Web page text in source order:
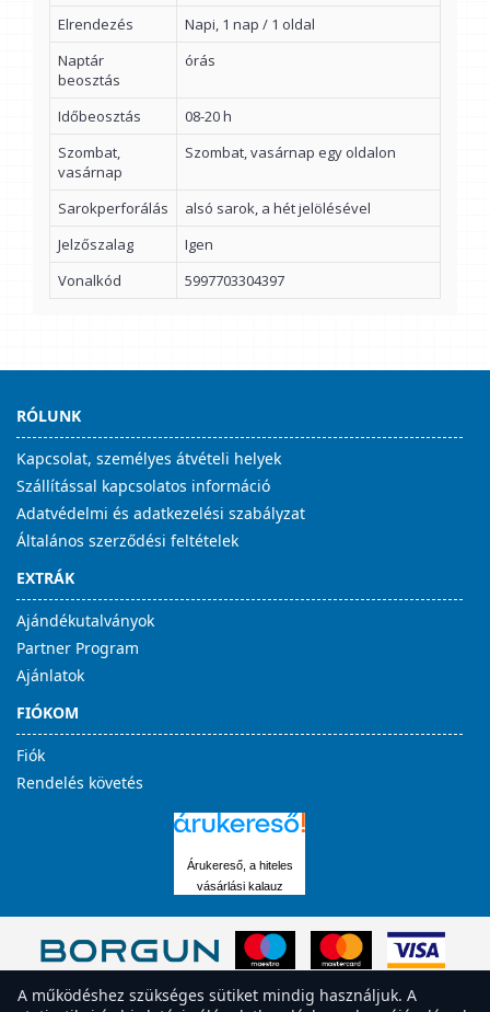
Elrendezés
Napi, 1 nap / 1 oldal
Naptár
beosztás
órás
Időbeosztás
08-20 h
Szombat,
vasárnap
Szombat, vasárnap egy oldalon
Sarokperforálás
alsó sarok, a hét jelölésével
Jelzőszalag
Igen
Vonalkód
5997703304397
RÓLUNK
Kapcsolat, személyes átvételi helyek
Szállítással kapcsolatos információ
Adatvédelmi és adatkezelési szabályzat
Általános szerződési feltételek
EXTRÁK
Ajándékutalványok
Partner Program
Ajánlatok
FIÓKOM
Fiók
Rendelés követés
Árukereső, a hiteles
vásárlási kalauz
A működéshez szükséges sütiket mindig használjuk. A